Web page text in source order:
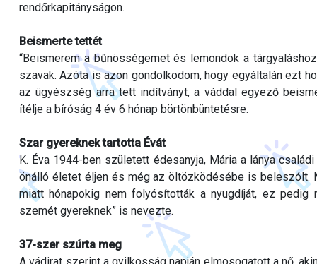
rendőrkapitányságon.
Beismerte tettét
“Beismerem a bűnösségemet és lemondok a
szavak. Azóta is azon gondolkodom, hogy egyáltalán ezt
az ügyészség arra tett indítványt, a váddal egyező
ítélje a bíróság 4 év 6 hónap börtönbüntetésre.
Szar gyereknek tartotta Évát
K. Éva 1944-ben született édesanyja, Mária a lánya
önálló életet éljen és még az öltözködésébe is beleszólt.
miatt hónapokig nem folyósították a nyugdíját, ez
szemét gyereknek” is nevezte.
37-szer szúrta meg